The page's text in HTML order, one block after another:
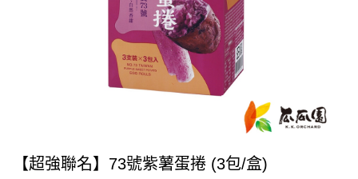
【超強聯名】73號紫薯蛋捲 (3包/盒)